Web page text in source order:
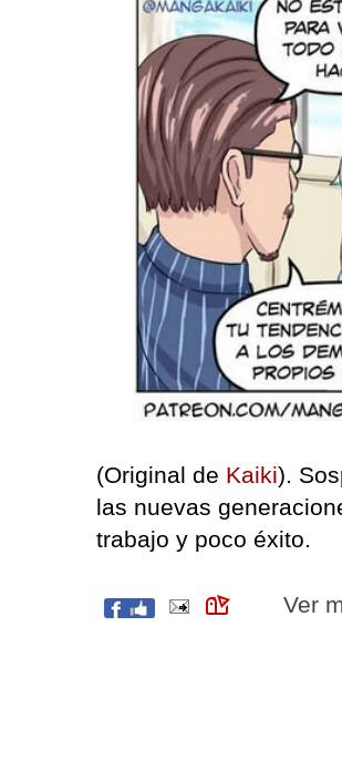
(Original de Kaiki).
las nuevas
trabajo y poco éxito.
Ver